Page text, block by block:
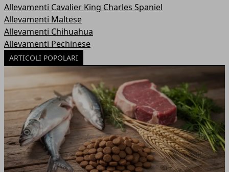
Allevamenti Cavalier King Charles Spaniel
Allevamenti Maltese
Allevamenti Chihuahua
Allevamenti Pechinese
ARTICOLI POPOLARI